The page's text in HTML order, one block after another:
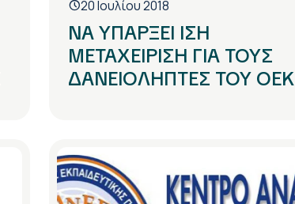
20 Ιουλίου 2018
ΝΑ ΥΠΑΡΞΕΙ ΙΣΗ
ΜΕΤΑΧΕΙΡΙΣΗ ΓΙΑ ΤΟΥΣ
ΔΑΝΕΙΟΛΗΠΤΕΣ ΤΟΥ ΟΕΚ